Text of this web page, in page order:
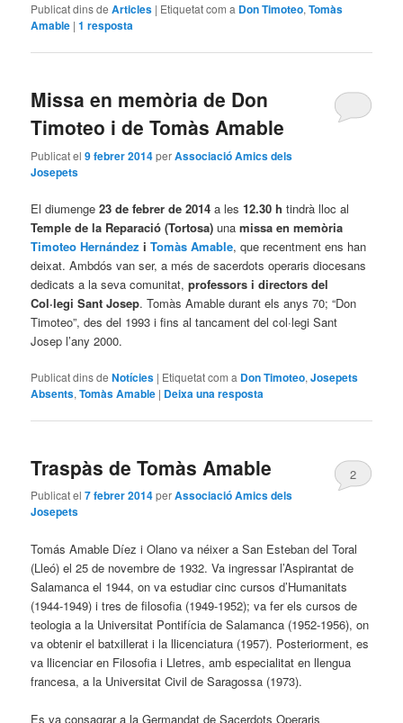
Publicat dins de Articles | Etiquetat com a Don Timoteo,Tomàs
Amable |1 resposta
Missa en memòria de Don
Timoteo i de Tomàs Amable
Publicat el9 febrer 2014perAssociació Amics dels
Josepets
El diumenge23 de febrer de 2014 a les12.30 h tindrà lloc al
Temple de la Reparació (Tortosa) unamissa en memòria
Timoteo Hernández iTomàs Amable, que recentment ens han
deixat. Ambdós van ser, a més de sacerdots operaris diocesans
dedicats a la seva comunitat,professors i directors del
Col·legi Sant Josep. Tomàs Amable durant els anys 70; “Don
Timoteo”, des del 1993 i fins al tancament del col·legi Sant
Josep l’any 2000.
Publicat dins de Notícies | Etiquetat com a Don Timoteo,Josepets
Absents,Tomàs Amable | Deixa una resposta
Traspàs de Tomàs Amable
Publicat el7 febrer 2014perAssociació Amics dels
Josepets
2
Tomás Amable Díez i Olano va néixer a San Esteban del Toral
(Lleó) el 25 de novembre de 1932. Va ingressar l’Aspirantat de
Salamanca el 1944, on va estudiar cinc cursos d’Humanitats
(1944-1949) i tres de filosofia (1949-1952); va fer els cursos de
teologia a la Universitat Pontifícia de Salamanca (1952-1956), on
va obtenir el batxillerat i la llicenciatura (1957). Posteriorment, es
va llicenciar en Filosofia i Lletres, amb especialitat en llengua
francesa, a la Universitat Civil de Saragossa (1973).
Es va consagrar a la Germandat de Sacerdots Operaris